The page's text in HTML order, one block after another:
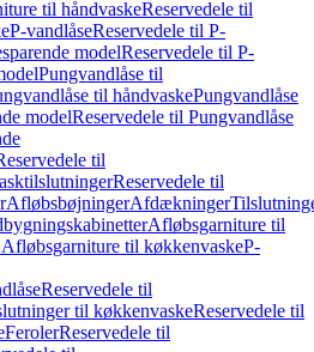
til håndvaskeReservedele til
P-vandlåseReservedele til P-
modelReservedele til P-
Pungvandlåse til
til håndvaskePungvandlåse
modelReservedele til Pungvandlåse
til
Reservedele til
AfløbsbøjningerAfdækninger
Afløbsgarniture til
til køkkenvaskeP-
Reservedele til
til køkkenvaskeReservedele til
FerolerReservedele til